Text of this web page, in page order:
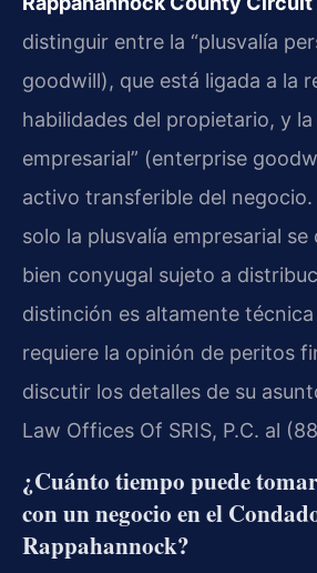
distinguir entre la “plusvalía
goodwill), que está ligada a la
habilidades del propietario, y la
empresarial” (enterprise
activo transferible del negocio.
solo la plusvalía empresarial se
bien conyugal sujeto a
distinción es altamente
requiere la opinión de peritos
discutir los detalles de su
Law Offices Of SRIS, P.C. al
¿Cuánto tiempo puede
con un negocio en el
Rappahannock?